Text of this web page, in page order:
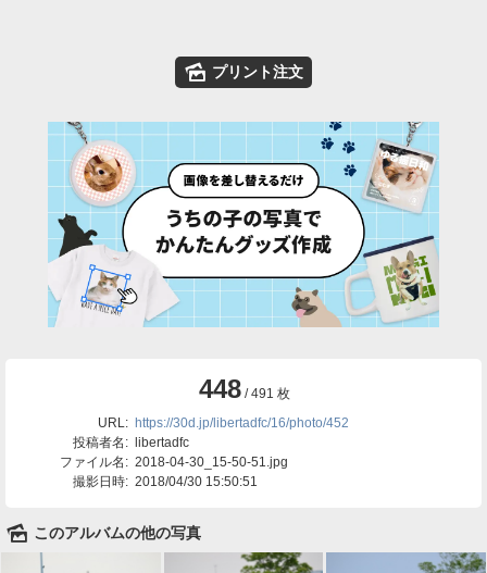
🌄 プリント注文
448/ 491 枚
URL: https://30d.jp/libertadfc/16/photo/452
投稿者名: libertadfc
ファイル名: 2018-04-30_15-50-51.jpg
撮影日時: 2018/04/30 15:50:51
🌄 このアルバムの他の写真